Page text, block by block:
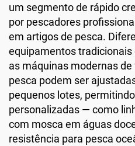
um segmento de rápido
por pescadores
em artigos de pesca.
equipamentos
as máquinas modernas
pesca podem ser
pequenos lotes,
personalizadas — como
com mosca em águas
resistência para pesca